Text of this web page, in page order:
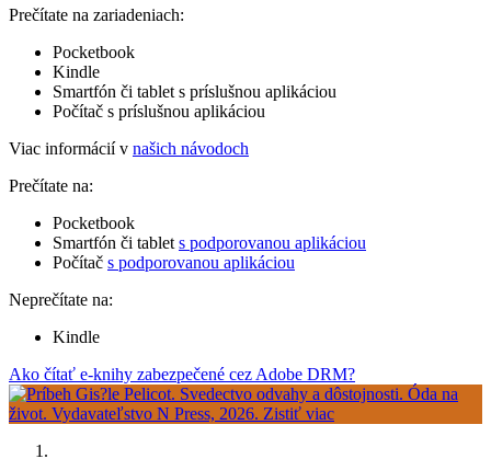
Prečítate na zariadeniach:
Pocketbook
Kindle
Smartfón či tablet s príslušnou aplikáciou
Počítač s príslušnou aplikáciou
Viac informácií v našich návodoch
Prečítate na:
Pocketbook
Smartfón či tablet s podporovanou aplikáciou
Počítač s podporovanou aplikáciou
Neprečítate na:
Kindle
Ako čítať e-knihy zabezpečené cez Adobe DRM?